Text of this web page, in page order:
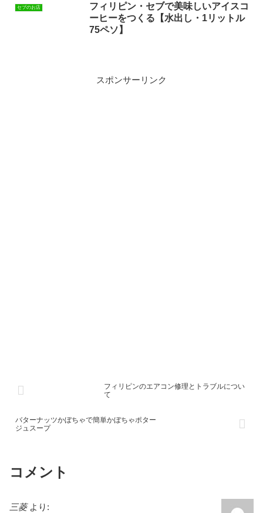
セブのお店
フィリピン・セブで美味しいアイスコ
ーヒーをつくる【水出し・1リットル
75ペソ】
スポンサーリンク
フィリピンのエアコン修理とトラブルについ
て
バターナッツかぼちゃで簡単かぼちゃポター
ジュスープ
コメント
三菱 より: